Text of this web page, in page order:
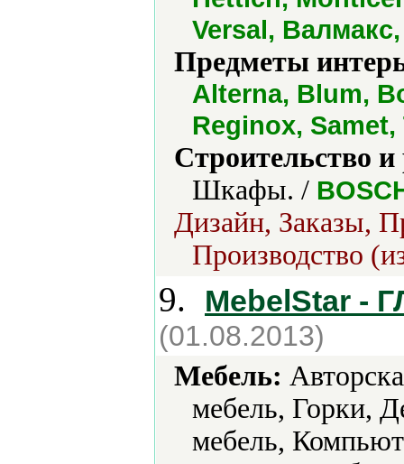
Versal,
Предметы
Alterna, Blum,
Reginox,
Строительство
Шкафы. /
Дизайн, Заказы,
Производство
9. MebelStar -
(01.08.2013)
Мебель:
мебель, Горки,
мебель,